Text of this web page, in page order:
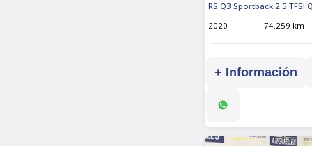
RS Q3 Sportback 2.5 TFSI
2020
74.259 km
+ Información